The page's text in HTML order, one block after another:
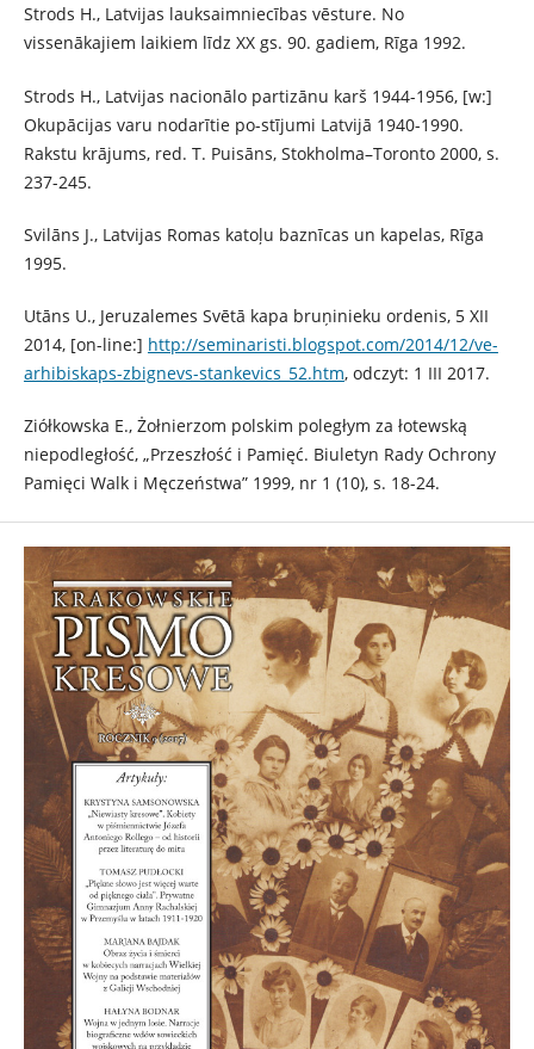
Strods H., Latvijas lauksaimniecības vēsture. No
vissenākajiem laikiem līdz XX gs. 90. gadiem, Rīga 1992.
Strods H., Latvijas nacionālo partizānu karš 1944-1956, [w:]
Okupācijas varu nodarītie po-stījumi Latvijā 1940-1990.
Rakstu krājums, red. T. Puisāns, Stokholma–Toronto 2000, s.
237-245.
Svilāns J., Latvijas Romas katoļu baznīcas un kapelas, Rīga
1995.
Utāns U., Jeruzalemes Svētā kapa bruņinieku ordenis, 5 XII
2014, [on-line:] http://seminaristi.blogspot.com/2014/12/ve-
arhibiskaps-zbignevs-stankevics_52.htm, odczyt: 1 III 2017.
Ziółkowska E., Żołnierzom polskim poległym za łotewską
niepodległość, „Przeszłość i Pamięć. Biuletyn Rady Ochrony
Pamięci Walk i Męczeństwa” 1999, nr 1 (10), s. 18-24.